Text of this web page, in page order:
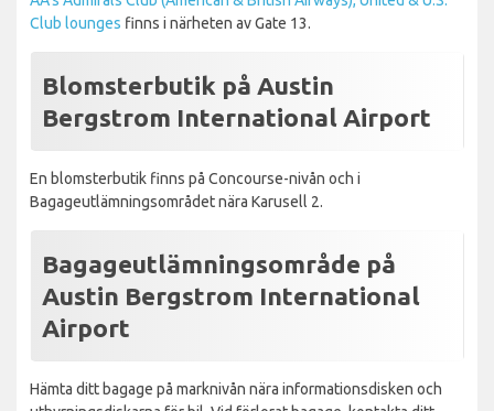
Club lounges finns i närheten av Gate 13.
Blomsterbutik på Austin
Bergstrom International Airport
En blomsterbutik finns på Concourse-nivån och i
Bagageutlämningsområdet nära Karusell 2.
Bagageutlämningsområde på
Austin Bergstrom International
Airport
Hämta ditt bagage på marknivån nära informationsdisken och